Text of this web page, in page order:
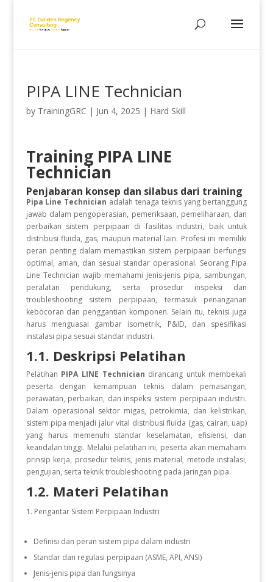
PIPA LINE Technician
by TrainingGRC | Jun 4, 2025 | Hard Skill
Training PIPA LINE
Technician
Penjabaran konsep dan silabus dari training
Pipa Line Technician adalah tenaga teknis yang bertanggung
jawab dalam pengoperasian, pemeriksaan, pemeliharaan, dan
perbaikan sistem perpipaan di fasilitas industri, baik untuk
distribusi fluida, gas, maupun material lain. Profesi ini memiliki
peran penting dalam memastikan sistem perpipaan berfungsi
optimal, aman, dan sesuai standar operasional. Seorang Pipa
Line Technician wajib memahami jenis-jenis pipa, sambungan,
peralatan pendukung, serta prosedur inspeksi dan
troubleshooting sistem perpipaan, termasuk penanganan
kebocoran dan penggantian komponen. Selain itu, teknisi juga
harus menguasai gambar isometrik, P&ID, dan spesifikasi
instalasi pipa sesuai standar industri.
1.1. Deskripsi Pelatihan
Pelatihan PIPA LINE Technician dirancang untuk membekali
peserta dengan kemampuan teknis dalam pemasangan,
perawatan, perbaikan, dan inspeksi sistem perpipaan industri.
Dalam operasional sektor migas, petrokimia, dan kelistrikan,
sistem pipa menjadi jalur vital distribusi fluida (gas, cairan, uap)
yang harus memenuhi standar keselamatan, efisiensi, dan
keandalan tinggi. Melalui pelatihan ini, peserta akan memahami
prinsip kerja, prosedur teknis, jenis material, metode instalasi,
pengujian, serta teknik troubleshooting pada jaringan pipa.
1.2. Materi Pelatihan
Pengantar Sistem Perpipaan Industri
Definisi dan peran sistem pipa dalam industri
Standar dan regulasi perpipaan (ASME, API, ANSI)
Jenis-jenis pipa dan fungsinya